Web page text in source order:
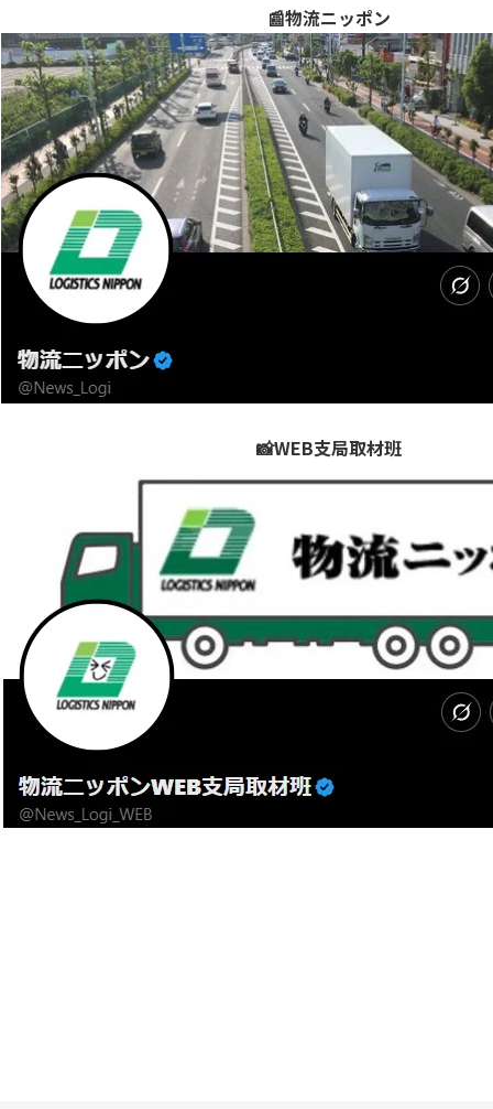
📰物流ニッポン
📸WEB支局取材班